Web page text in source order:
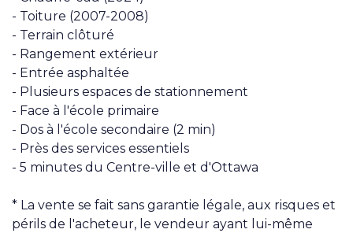
- Toiture (2007-2008)
- Terrain clôturé
- Rangement extérieur
- Entrée asphaltée
- Plusieurs espaces de stationnement
- Face à l'école primaire
- Dos à l'école secondaire (2 min)
- Près des services essentiels
- 5 minutes du Centre-ville et d'Ottawa
* La vente se fait sans garantie légale, aux risques et
périls de l'acheteur, le vendeur ayant lui-même